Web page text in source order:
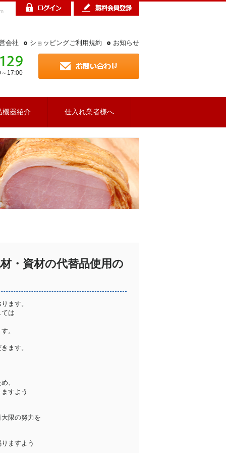
会社 ショッピングご利用規約 お知らせ
～17:00
機器紹介 仕入れ業者様へ
・資材の代替品使用の
ます。
は
。
ます。
、
すよう
限の努力を
ますよう